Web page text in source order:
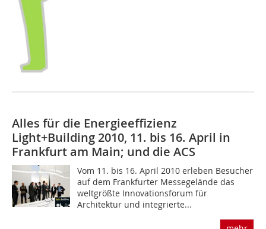
Alles für die Energieeffizienz
Light+Building 2010, 11. bis 16. April in
Frankfurt am Main; und die ACS
Vom 11. bis 16. April 2010 erleben Besucher
auf dem Frankfurter Messegelände das
weltgrößte Innovationsforum für
Architektur und integrierte...